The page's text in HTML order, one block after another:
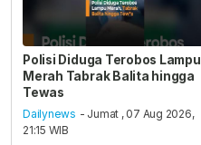
Polisi Diduga Terobos Lampu
Merah Tabrak Balita hingga
Tewas
Dailynews - Jumat , 07 Aug 2026,
21:15 WIB